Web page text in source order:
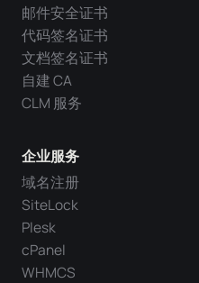
邮件安全证书
代码签名证书
文档签名证书
自建 CA
CLM 服务
企业服务
域名注册
SiteLock
Plesk
cPanel
WHMCS